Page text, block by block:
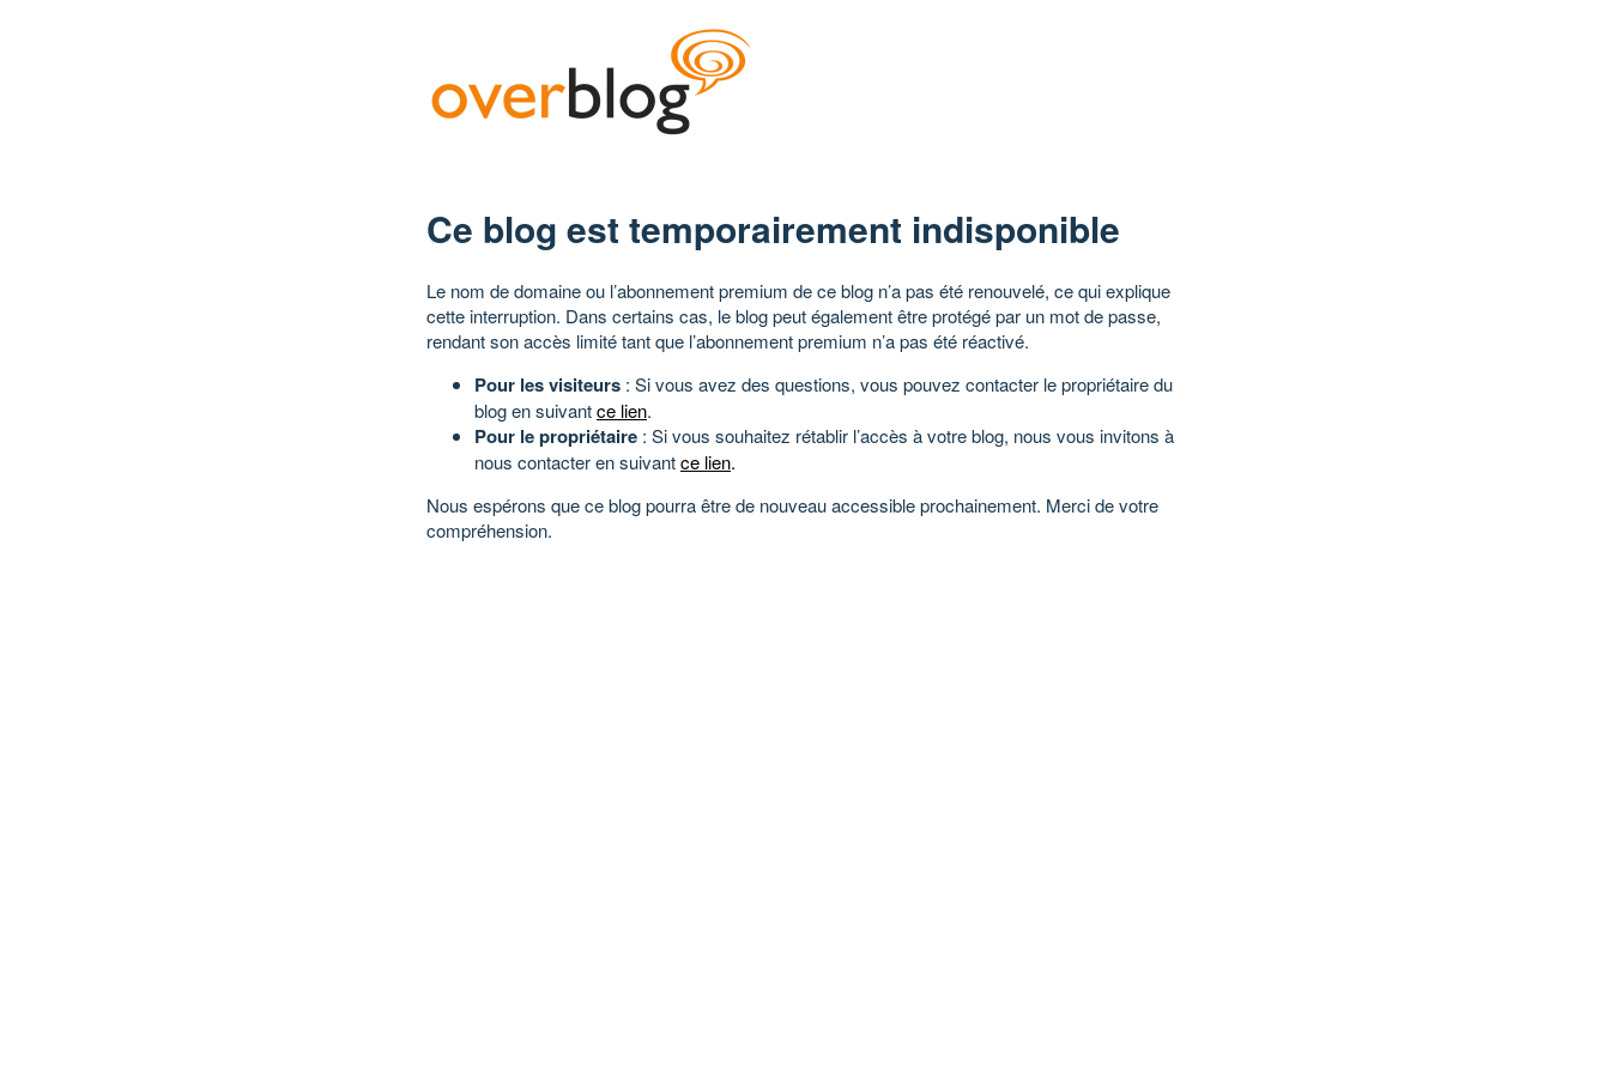
Ce blog est temporairement indisponible
Le nom de domaine ou l’abonnement premium de ce blog n’a pas été renouvelé, ce qui explique
cette interruption. Dans certains cas, le blog peut également être protégé par un mot de passe,
rendant son accès limité tant que l’abonnement premium n’a pas été réactivé.
Pour les visiteurs : Si vous avez des questions, vous pouvez contacter le propriétaire du
blog en suivantce lien.
Pour le propriétaire : Si vous souhaitez rétablir l’accès à votre blog, nous vous invitons à
nous contacter en suivantce lien.
Nous espérons que ce blog pourra être de nouveau accessible prochainement. Merci de votre
compréhension.